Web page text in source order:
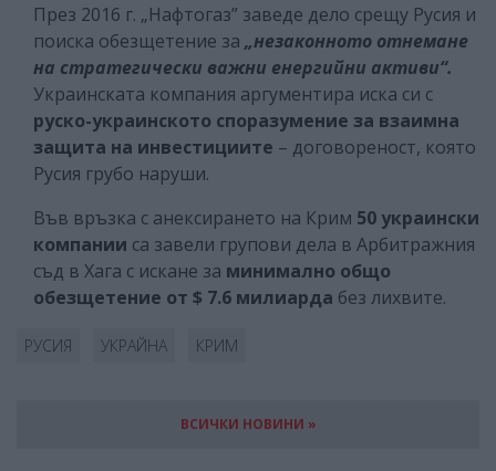
През 2016 г. „Нафтогаз” заведе дело срещу Русия и
поиска обезщетение за „незаконното отнемане
на стратегически важни енергийни активи“.
Украинската компания аргументира иска си с
руско-украинското споразумение за взаимна
защита на инвестициите – договореност, която
Русия грубо наруши.
Във връзка с анексирането на Крим 50 украински
компании са завели групови дела в Арбитражния
съд в Хага с искане за минимално общо
обезщетение от $ 7.6 милиарда без лихвите.
РУСИЯ УКРАЙНА КРИМ
ВСИЧКИ НОВИНИ »